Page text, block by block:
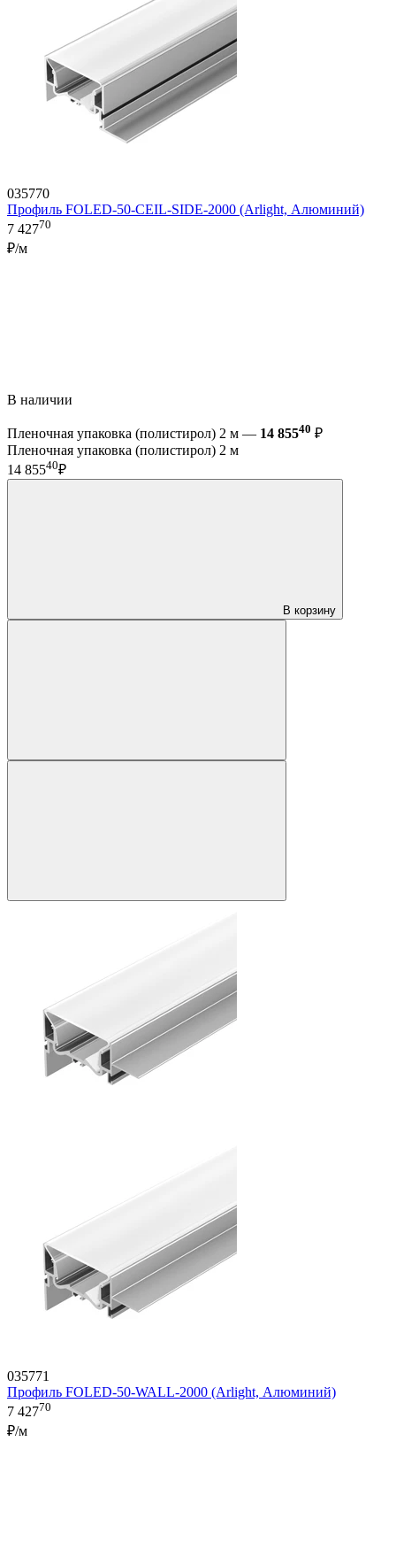
035770
Профиль FOLED-50-CEIL-SIDE-2000 (Arlight, Алюминий)
7 42770
₽/м
В наличии
Пленочная упаковка (полистирол) 2 м — 14 85540 ₽
Пленочная упаковка (полистирол) 2 м
14 85540₽
В корзину
035771
Профиль FOLED-50-WALL-2000 (Arlight, Алюминий)
7 42770
₽/м